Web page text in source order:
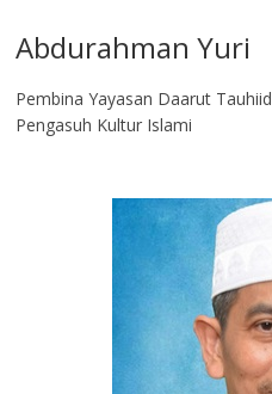
Abdurahman Yuri
Pembina Yayasan Daarut Tauhiid
Pengasuh Kultur Islami